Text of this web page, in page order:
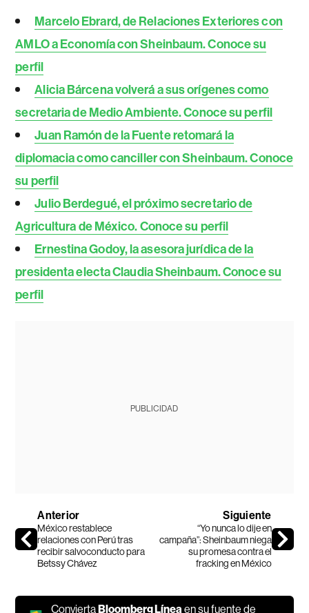
Marcelo Ebrard, de Relaciones Exteriores con
AMLO a Economía con Sheinbaum. Conoce su
perfil
Alicia Bárcena volverá a sus orígenes como
secretaria de Medio Ambiente. Conoce su perfil
Juan Ramón de la Fuente retomará la
diplomacia como canciller con Sheinbaum. Conoce
su perfil
Julio Berdegué, el próximo secretario de
Agricultura de México. Conoce su perfil
Ernestina Godoy, la asesora jurídica de la
presidenta electa Claudia Sheinbaum. Conoce su
perfil
PUBLICIDAD
Anterior
México restablece
relaciones con Perú tras
recibir salvoconducto para
Betssy Chávez
Siguiente
“Yo nunca lo dije en
campaña”: Sheinbaum niega
su promesa contra el
fracking en México
ConviertaBloomberg Líneaen su fuente de